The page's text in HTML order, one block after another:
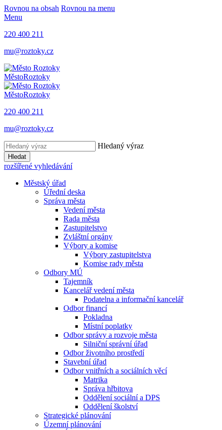
Rovnou na obsah Rovnou na menu
Menu
220 400 211
mu@roztoky.cz
MěstoRoztoky
MěstoRoztoky
220 400 211
mu@roztoky.cz
Hledaný výraz
Hledat
rozšířené vyhledávání
Městský úřad
Úřední deska
Správa města
Vedení města
Rada města
Zastupitelstvo
Zvláštní orgány
Výbory a komise
Výbory zastupitelstva
Komise rady města
Odbory MÚ
Tajemník
Kancelář vedení města
Podatelna a informační kancelář
Odbor financí
Pokladna
Místní poplatky
Odbor správy a rozvoje města
Silniční správní úřad
Odbor životního prostředí
Stavební úřad
Odbor vnitřních a sociálních věcí
Matrika
Správa hřbitova
Oddělení sociální a DPS
Oddělení školství
Strategické plánování
Územní plánování